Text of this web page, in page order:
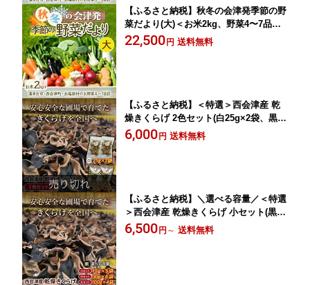
【ふるさと納税】秋冬の会津発季節の野
菜だより(大)＜お米2kg、野菜4〜7品目
程度＞ 朝採れ 野菜 お米 米 セット 詰合
せ 契約農家 朝採り 採れたて 新鮮 会津
22,500 円 送料無料
【ふるさと納税】＜特選＞西会津産 乾
燥きくらげ 2色セット(白25g×2袋、黒30
g×2袋) 完全無農薬 乾燥 きくらげ 国産
木耳 キクラゲ 食べ比べ セット 詰合せ
6,000 円 送料無料
【ふるさと納税】＼選べる容量／＜特選
＞西会津産 乾燥きくらげ 小セット(黒15
g×5袋) 中セット(黒30g×6袋) 大セット
(黒100g×4袋) 完全無農薬 乾燥 きくらげ
6,500 円 ～ 送料無料